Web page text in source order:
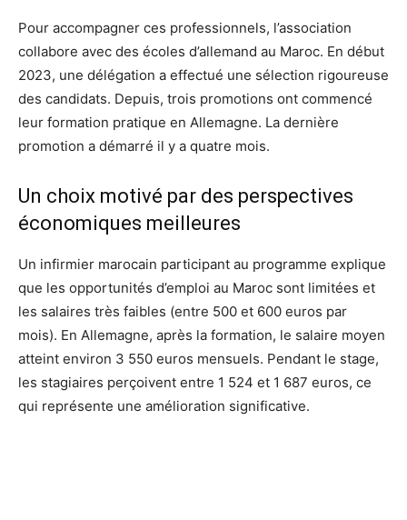
Pour accompagner ces professionnels, l’association
collabore avec des écoles d’allemand au Maroc. En début
2023, une délégation a effectué une sélection rigoureuse
des candidats. Depuis, trois promotions ont commencé
leur formation pratique en Allemagne. La dernière
promotion a démarré il y a quatre mois.
Un choix motivé par des perspectives
économiques meilleures
Un infirmier marocain participant au programme explique
que les opportunités d’emploi au Maroc sont limitées et
les salaires très faibles (entre 500 et 600 euros par
mois). En Allemagne, après la formation, le salaire moyen
atteint environ 3 550 euros mensuels. Pendant le stage,
les stagiaires perçoivent entre 1 524 et 1 687 euros, ce
qui représente une amélioration significative.